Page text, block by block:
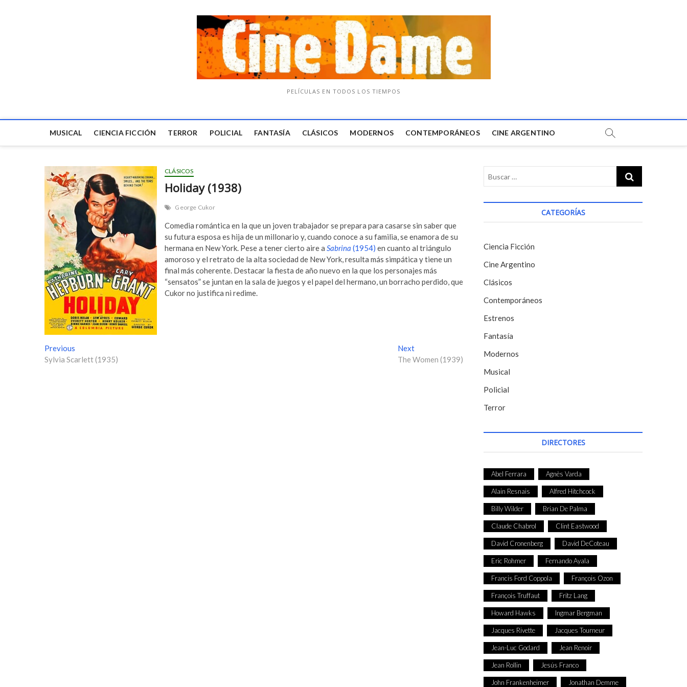
PELÍCULAS EN TODOS LOS TIEMPOS
MUSICAL CIENCIA FICCIÓN TERROR POLICIAL FANTASÍA CLÁSICOS MODERNOS CONTEMPORÁNEOS CINE ARGENTINO
CLÁSICOS
Holiday (1938)
George Cukor
Comedia romántica en la que un joven trabajador se prepara para casarse sin saber que
su futura esposa es hija de un millonario y, cuando conoce a su familia, se enamora de su
hermana en New York. Pese a tener cierto aire a Sabrina (1954) en cuanto al triángulo
amoroso y el retrato de la alta sociedad de New York, resulta más simpática y tiene un
final más coherente. Destacar la fiesta de año nuevo en la que los personajes más
“sensatos” se juntan en la sala de juegos y el papel del hermano, un borracho perdido, que
Cukor no justifica ni redime.
N
a
Previous
r
Sylvia Scarlett (1935)
Next
e
The Women (1939)
CATEGORÍAS
Ciencia Ficción
Cine Argentino
Clásicos
Contemporáneos
Estrenos
Fantasía
Modernos
Musical
Policial
Terror
DIRECTORES
Abel Ferrara Agnès Varda
Alain Resnais Alfred Hitchcock
Billy Wilder Brian De Palma
Claude Chabrol Clint Eastwood
David Cronenberg David DeCoteau
Eric Rohmer Fernando Ayala
Francis Ford Coppola François Ozon
François Truffaut Fritz Lang
Howard Hawks Ingmar Bergman
Jacques Rivette Jacques Tourneur
Jean-Luc Godard Jean Renoir
Jean Rollin Jesús Franco
John Frankenheimer Jonathan Demme